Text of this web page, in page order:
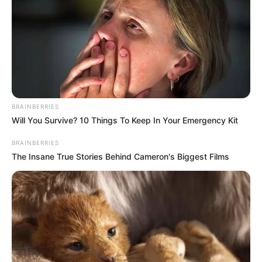
Nemzetegység és összetartozás
BRAINBERRIES
Will You Survive? 10 Things To Keep In Your Emergency Kit
BRAINBERRIES
The Insane True Stories Behind Cameron's Biggest Films